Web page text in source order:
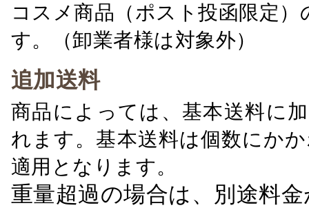
コスメ商品（ポスト投函限定
す。（卸業者様は対象外）
追加送料
商品によっては、基本送料に
れます。基本送料は個数にか
適用となります。
重量超過の場合は、別途料